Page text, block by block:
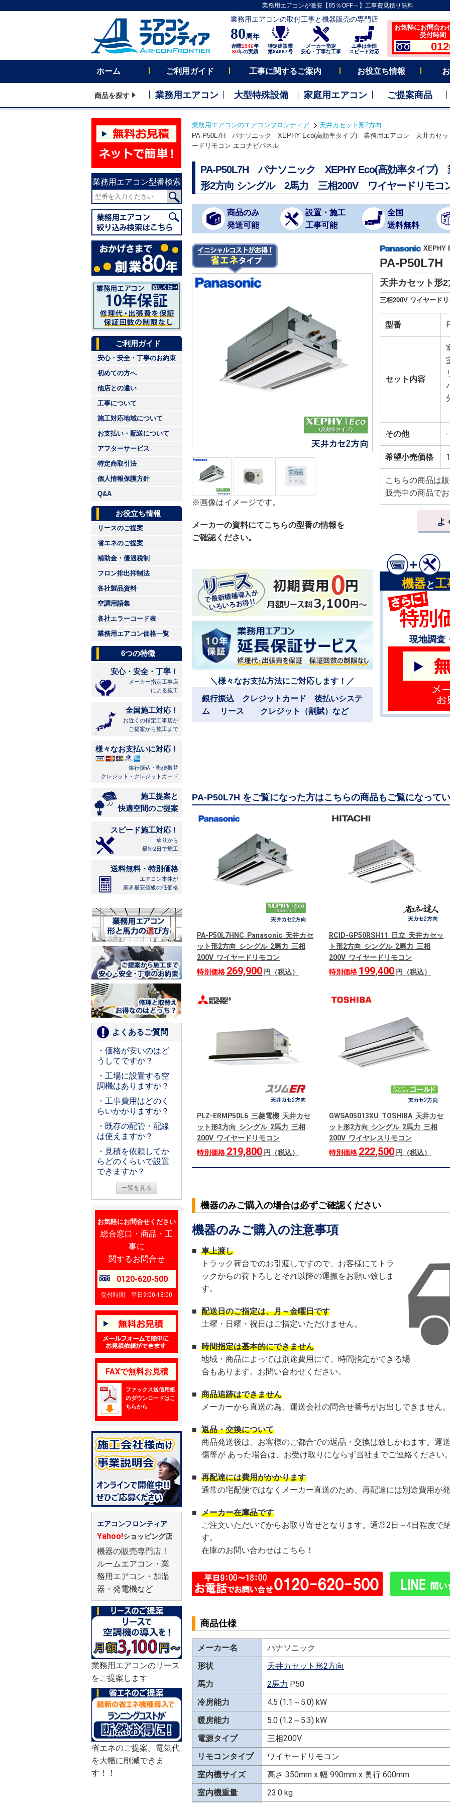
業務用エアコンが激安【85％OFF～】工事費見積り無料
業務用エアコンの取付工事と機器販売の専門店
80周年
創業1946年
80年の実績
特定建設業
第64687号
メーカー指定
安心・丁寧な工事
工事は全国
スピード対応
お気軽にお問合わ
受付時間
ホーム ご利用ガイド 工事に関するご案内 お役立ち情報
商品を探す 業務用エアコン 大型特殊設備 家庭用エアコン ご提案商品
業務用エアコン型番検索
ご利用ガイド
安心・安全・丁寧のお約束
初めての方へ
他店との違い
工事について
施工対応地域について
お支払い・配送について
アフターサービス
特定商取引法
個人情報保護方針
Q&A
お役立ち情報
リースのご提案
省エネのご提案
補助金・優遇税制
フロン排出抑制法
各社製品資料
空調用語集
各社エラーコード表
業務用エアコン価格一覧
6つの特徴
安心・安全・丁寧！
メーカー指定工事店
による施工
全国施工対応！
お近くの指定工事店が
ご提案から施工まで
様々なお支払いに対応！
銀行振込・郵便振替
クレジット・クレジットカード
施工提案と
快適空間のご提案
スピード施工対応！
承りから
最短2日で施工
送料無料・特別価格
エアコン本体が
業界最安値級の低価格
よくあるご質問
・価格が安いのはど
うしてですか？
・工場に設置する空
調機はありますか？
・工事費用はどのく
らいかかりますか？
・既存の配管・配線
は使えますか？
・見積を依頼してか
らどのくらいで設置
できますか？
一覧を見る
お気軽にお問合せください
総合窓口・商品・工
事に
関するお問合せ
0120-620-500
受付時間 平日9:00-18:00
FAXで無料お見積
ファックス送信用紙
のダウンロードはこ
ちらから
エアコンフロンティア
Yahoo!ショッピング店
機器の販売専門店！
ルームエアコン・業
務用エアコン・加湿
器・発電機など
業務用エアコンのリース
をご提案します
省エネのご提案。電気代
を大幅に削減できま
す！！
業務用エアコンのエアコンフロンティア
天井カセット形2方向
PA-P50L7H パナソニック XEPHY Eco(高効率タイプ) 業務用エアコン 天井カセッ
ードリモコン エコナビパネル
PA-P50L7H パナソニック XEPHY Eco(高効率タイプ)
形2方向 シングル 2馬力 三相200V ワイヤードリモコ
商品のみ
発送可能
設置・施工
工事可能
全国
送料無料
※画像はイメージです。
メーカーの資料にてこちらの型番の情報を
ご確認ください。
XEPHY
PA-
天井カセット形
三相200V ワイヤード
型番
セット内容
その他 -
希望小売価格
こちらの商品は
販売中の商品で
よ
＼様々なお支払方法にご対応します！／
銀行振込 クレジットカード 後払いシステ
ム リース クレジット（割賦）など
機器と工
現地調査
PA-P50L7H をご覧になった方はこちらの商品もご覧になって
PA-P50L7HNC Panasonic 天井カセ
ット形2方向 シングル 2馬力 三相
200V ワイヤードリモコン
特別価格 269,900 円（税込）
RCID-GP50RSH11 日立 天井カセッ
ト形2方向 シングル 2馬力 三相
200V ワイヤードリモコン
特別価格 199,400 円（税込）
PLZ-ERMP50L6 三菱電機 天井カセ
ット形2方向 シングル 2馬力 三相
200V ワイヤードリモコン
特別価格 219,800 円（税込）
GWSA05013XU TOSHIBA 天井カセ
ット形2方向 シングル 2馬力 三相
200V ワイヤレスリモコン
特別価格 222,500 円（税込）
機器のみご購入の場合は必ずご確認ください
機器のみご購入の注意事項
■ 車上渡し
トラック荷台でのお引渡しですので、お客様にてトラ
ックからの荷下ろしとそれ以降の運搬をお願い致しま
す。
■ 配送日のご指定は、月～金曜日です
土曜・日曜・祝日はご指定いただけません。
■ 時間指定は基本的にできません
地域・商品によっては別途費用にて、時間指定ができる場
合もあります。お問い合わせください。
■ 商品追跡はできません
メーカーから直送の為、運送会社の問合せ番号がお出しできません
■ 返品・交換について
商品発送後は、お客様のご都合での返品・交換は致しかねます。運
傷等が あった場合は、お受け取りにならず当社までご連絡ください
■ 再配達には費用がかかります
通常の宅配便ではなくメーカー直送のため、再配達には別途費用が
■ メーカー在庫品です
ご注文いただいてからお取り寄せとなります。通常2日～4日程度で
す。
在庫のお問い合わせはこちら！
商品仕様
メーカー名
パナソニック
形状
天井カセット形2方向
馬力
2馬力 P50
冷房能力
4.5 (1.1～5.0) kW
暖房能力
5.0 (1.2～5.3) kW
電源タイプ
三相200V
リモコンタイプ
ワイヤードリモコン
室内機サイズ
高さ 350mm x 幅 990mm x 奥行 600mm
室内機重量
23.0 kg